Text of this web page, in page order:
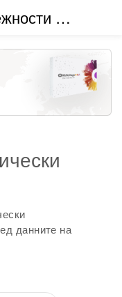
Етнически принадлежности по света (бета)
данните на